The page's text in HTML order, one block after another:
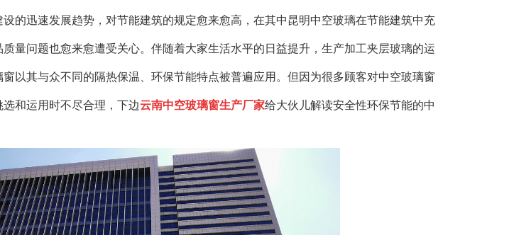
的迅速发展趋势，对节能建筑的规定愈来愈高，在其中昆明中空玻璃在节能建筑中充
量问题也愈来愈遭受关心。伴随着大家生活水平的日益提升，生产加工夹层玻璃的运
以其与众不同的隔热保温、环保节能特点被普遍应用。但因为很多顾客对中空玻璃窗
和运用时不尽合理，下边云南中空玻璃窗生产厂家给大伙儿解读安全性环保节能的中